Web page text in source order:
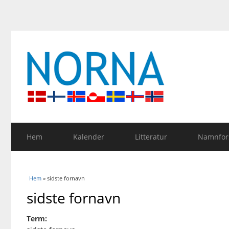
Hem Kalender Litteratur
Du är här
Hem » sidste fornavn
sidste fornavn
Term: